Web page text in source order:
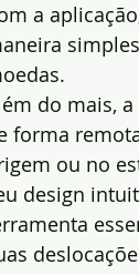
a
do mais,
forma
ou no
design